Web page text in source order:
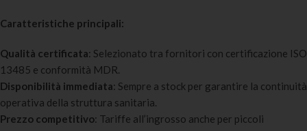
Caratteristiche principali:
Qualità certificata: Selezionato tra fornitori con certificazione ISO
13485 e conformità MDR.
Disponibilità immediata: Sempre a stock per garantire la continuità
operativa della struttura sanitaria.
Prezzo competitivo: Tariffe all’ingrosso anche per piccoli